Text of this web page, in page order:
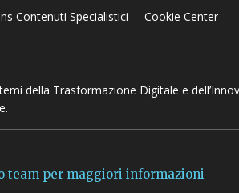
Contenuti Specialistici Cookie Center
della Trasformazione Digitale e
team per maggiori informazioni